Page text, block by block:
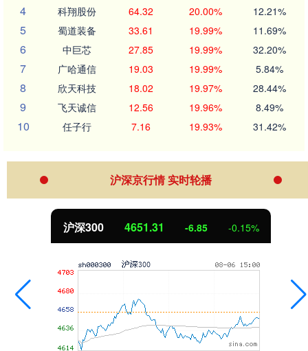
4 科翔股份 64.32 20.00% 12.21%
5 蜀道装备 33.61 19.99% 11.69%
6 中巨芯 27.85 19.99% 32.20%
7 广哈通信 19.03 19.99% 5.84%
8 欣天科技 18.02 19.97% 28.44%
9 飞天诚信 12.56 19.96% 8.49%
10 任子行 7.16 19.93% 31.42%
沪深京行情 实时轮播
沪深300 4651.31 -6.85 -0.15%